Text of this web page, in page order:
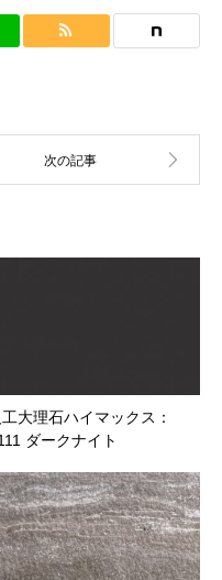
い下さい。※こちらから
能です。カウンターな
添付してください。
工大理石ハイマックス：
ダークナイト